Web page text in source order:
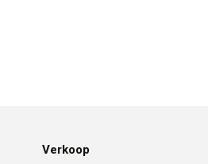
Verkoop